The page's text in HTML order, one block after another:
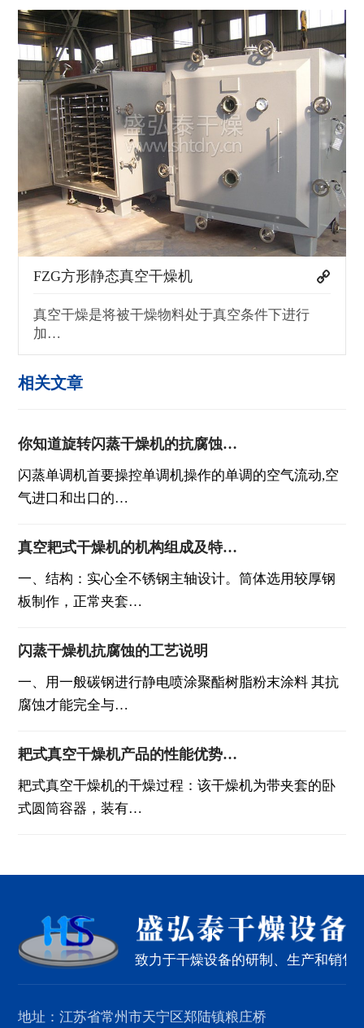
FZG方形静态真空干燥机
真空干燥是将被干燥物料处于真空条件下进行
加…
相关文章
你知道旋转闪蒸干燥机的抗腐蚀…
闪蒸单调机首要操控单调机操作的单调的空气流动,空
气进口和出口的…
真空耙式干燥机的机构组成及特…
一、结构：实心全不锈钢主轴设计。筒体选用较厚钢
板制作，正常夹套…
闪蒸干燥机抗腐蚀的工艺说明
一、用一般碳钢进行静电喷涂聚酯树脂粉末涂料 其抗
腐蚀才能完全与…
耙式真空干燥机产品的性能优势…
耙式真空干燥机的干燥过程：该干燥机为带夹套的卧
式圆筒容器，装有…
致力于干燥设备的研制、生产和销售
地址：江苏省常州市天宁区郑陆镇粮庄桥